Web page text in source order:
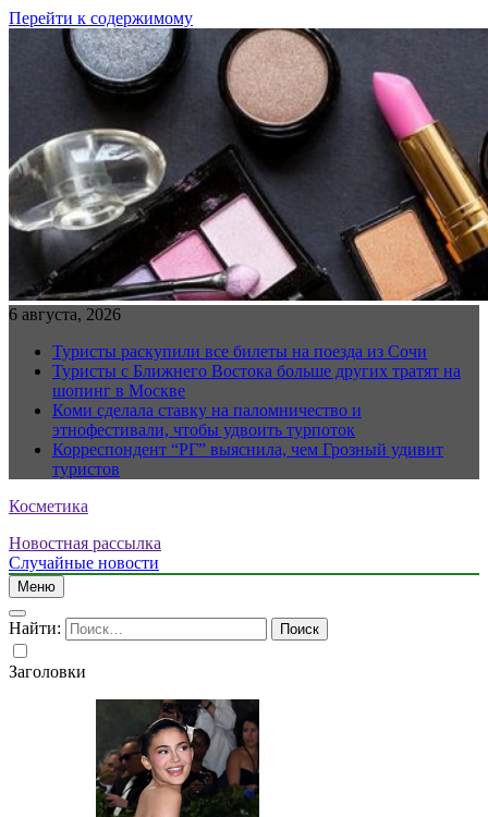
Перейти к содержимому
6 августа, 2026
Туристы раскупили все билеты на поезда из Сочи
Туристы с Ближнего Востока больше других тратят на
шопинг в Москве
Коми сделала ставку на паломничество и
этнофестивали, чтобы удвоить турпоток
Корреспондент “РГ” выяснила, чем Грозный удивит
туристов
Косметика
Новостная рассылка
Случайные новости
Меню
Найти:
Заголовки